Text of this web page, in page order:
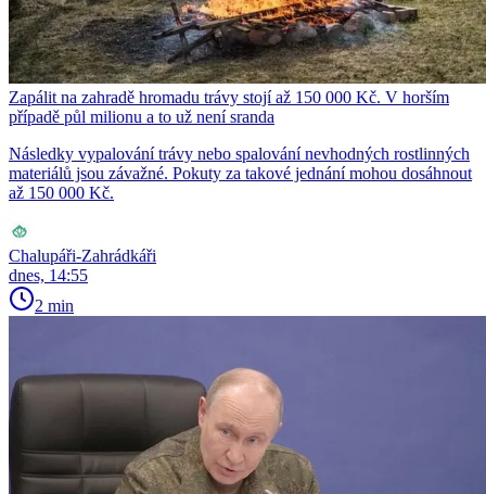
Zapálit na zahradě hromadu trávy stojí až 150 000 Kč. V horším
případě půl milionu a to už není sranda
Následky vypalování trávy nebo spalování nevhodných rostlinných
materiálů jsou závažné. Pokuty za takové jednání mohou dosáhnout
až 150 000 Kč.
Chalupáři-Zahrádkáři
dnes, 14:55
2 min